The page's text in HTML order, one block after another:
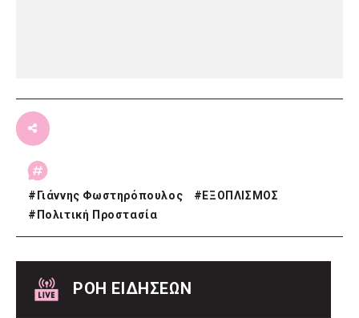
# Γιάννης Φωστηρόπουλος # ΕΞΟΠΛΙΣΜΟΣ
# Πολιτική Προστασία
ΡΟΗ ΕΙΔΗΣΕΩΝ